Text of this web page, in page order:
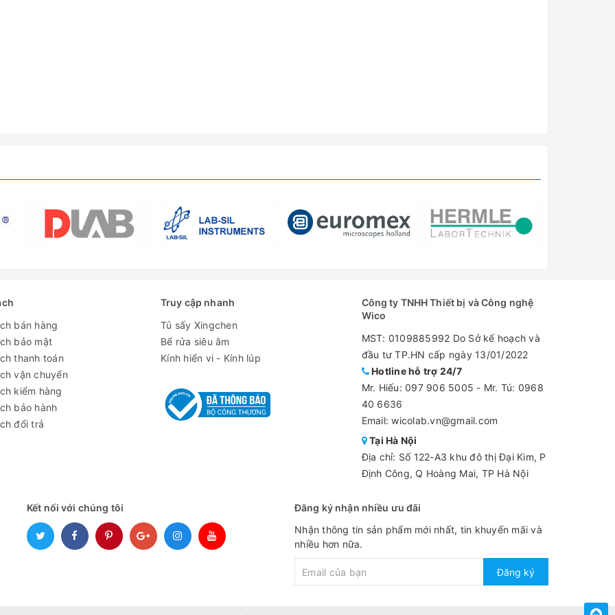
sơn tĩnh điện
thép không gỉ
bán hàng
bảo mật
thanh toán
vận chuyển
kiểm hàng
bảo hành
đổi trả
Truy cập nhanh
Tủ sấy Xingchen
Bể rửa siêu âm
Kính hiển vi - Kính lúp
Công ty TNHH Thiết bị và Công nghệ
Wico
MST: 0109885992 Do Sở kế hoạch và
đầu tư TP.HN cấp ngày 13/01/2022
Hotline hỗ trợ 24/7
Mr. Hiếu: 097 906 5005 - Mr. Tú: 0968
40 6636
Email: wicolab.vn@gmail.com
Tại Hà Nội
Địa chỉ: Số 122-A3 khu đô thị Đại Kim, P
Định Công, Q Hoàng Mai, TP Hà Nội
Kết nối với chúng tôi
Đăng ký nhận nhiều ưu đãi
Nhận thông tin sản phẩm mới nhất, tin khuyến mãi và
nhiều hơn nữa.
Đăng ký